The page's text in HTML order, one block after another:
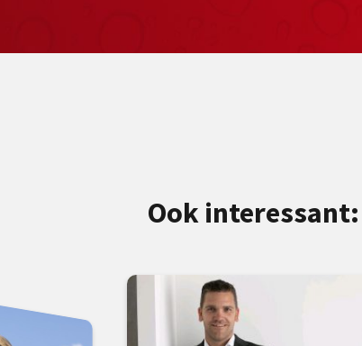
Ook interessant: